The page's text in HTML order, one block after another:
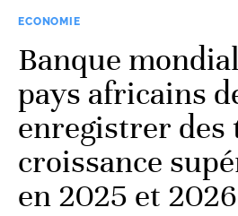
ECONOMIE
Banque
pays africains
enregistrer des
croissance
en 2025 et 2026